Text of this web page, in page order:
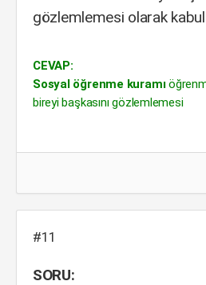
gözlemlemesi olarak
CEVAP:
Sosyal öğrenme kuramı
bireyi başkasını gözlemlemesi
#11
SORU: